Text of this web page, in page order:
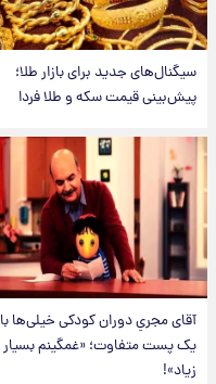
سیگنال‌های جدید برای بازار طلا؛
پیش‌بینی قیمت سکه و طلا فردا
آقای مجریِ دوران کودکی خیلی‌ها با
یک پست متفاوت؛ «غمگینم بسیار
زیاد»!